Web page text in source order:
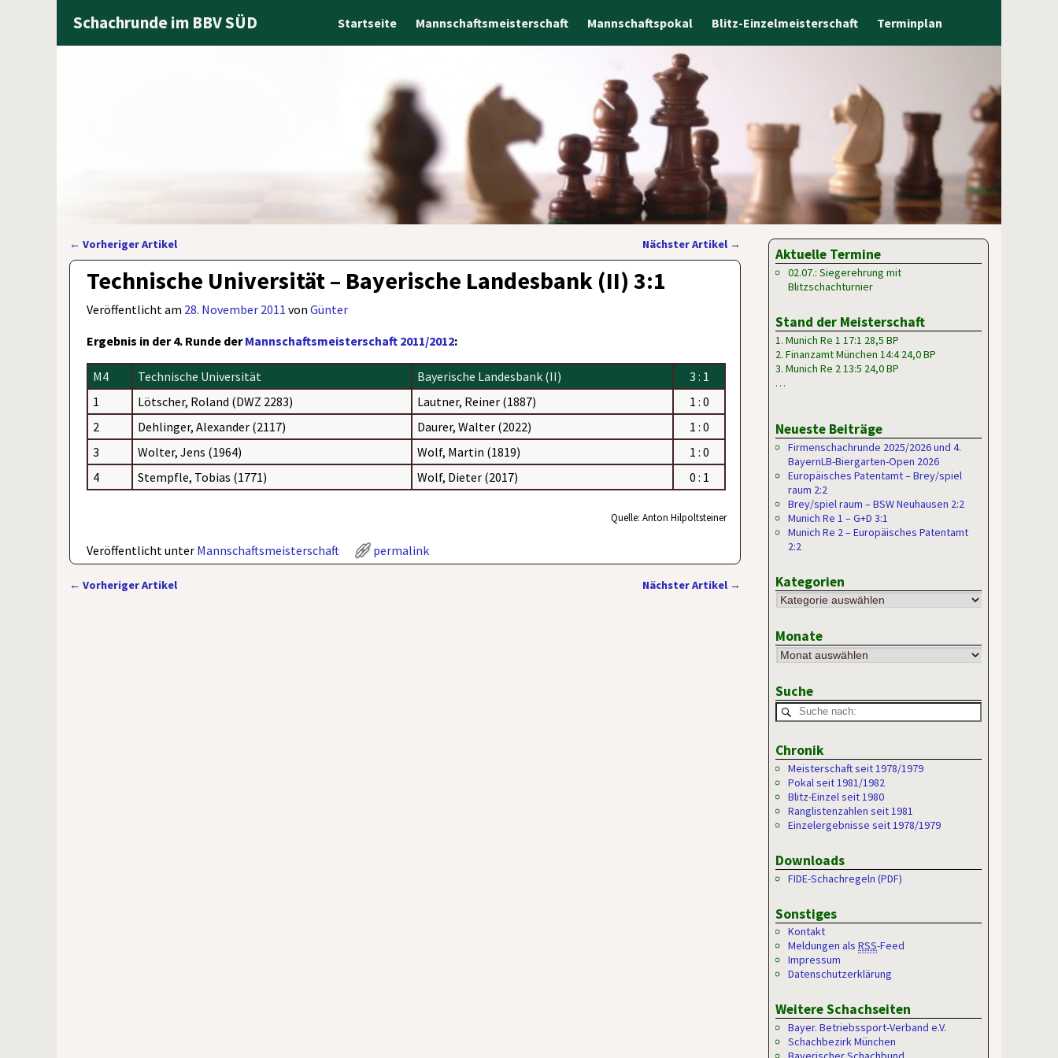
Schachrunde im BBV SÜD Startseite Mannschaftsmeisterschaft Mannschaftspokal Blitz-Einzelmeisterschaft Terminplan
Artikelnavigation
← Vorheriger Artikel Nächster Artikel →
Technische Universität – Bayerische Landesbank (II) 3:1
Veröffentlicht am 28. November 2011 vonGünter
Ergebnis in der 4. Runde derMannschaftsmeisterschaft 2011/2012:
M4 Technische Universität Bayerische Landesbank (II)
3 : 1
1
Lötscher, Roland (DWZ 2283) Lautner, Reiner (1887)
1 : 0
2
Dehlinger, Alexander (2117) Daurer, Walter (2022)
1 : 0
3
Wolter, Jens (1964) Wolf, Martin (1819)
1 : 0
4
Stempfle, Tobias (1771) Wolf, Dieter (2017) 0 : 1
Quelle: Anton Hilpoltsteiner
Veröffentlicht unter Mannschaftsmeisterschaft permalink
← Vorheriger Artikel Nächster Artikel →
Aktuelle Termine
02.07.: Siegerehrung mit
Blitzschachturnier
Stand der Meisterschaft
1. Munich Re 1 17:1 28,5 BP
2. Finanzamt München 14:4 24,0 BP
3. Munich Re 2 13:5 24,0 BP
…
Neueste Beiträge
Firmenschachrunde 2025/2026 und 4.
BayernLB-Biergarten-Open 2026
Europäisches Patentamt – Brey/spiel
raum 2:2
Brey/spiel raum – BSW Neuhausen 2:2
Munich Re 1 – G+D 3:1
Munich Re 2 – Europäisches Patentamt
2:2
Kategorien
Monate
Suche
Chronik
Meisterschaft seit 1978/1979
Pokal seit 1981/1982
Blitz-Einzel seit 1980
Ranglistenzahlen seit 1981
Einzelergebnisse seit 1978/1979
Downloads
FIDE-Schachregeln (PDF)
Sonstiges
Kontakt
Meldungen alsRSS-Feed
Impressum
Datenschutzerklärung
Weitere Schachseiten
Bayer. Betriebssport-Verband e.V.
Schachbezirk München